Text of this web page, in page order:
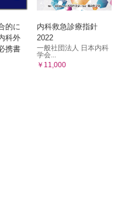
的に
科外
携書
内科救急診療指針
2022
一般社団法人 日本内科
学会...
￥11,000